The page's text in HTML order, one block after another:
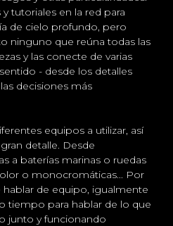
tutoriales en la red para
de cielo profundo, pero
ninguno que reúna todas las
y las conecte de varias
- desde los detalles
decisiones más
equipos a utilizar, así
detalle. Desde
a baterías marinas o ruedas
o monocromáticas... Por
de equipo, igualmente
tiempo para hablar de lo que
junto y funcionando